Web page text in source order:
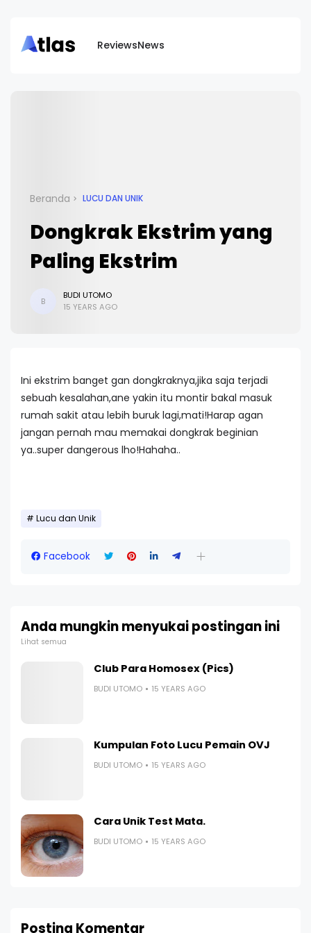
ReviewsNews
Beranda LUCU DAN UNIK
Dongkrak Ekstrim yang
Paling Ekstrim
B
BUDI UTOMO
15 YEARS AGO
Ini ekstrim banget gan dongkraknya,jika saja terjadi
sebuah kesalahan,ane yakin itu montir bakal masuk
rumah sakit atau lebih buruk lagi,mati!Harap agan
jangan pernah mau memakai dongkrak beginian
ya..super dangerous lho!Hahaha..
Lucu dan Unik
Facebook
Anda mungkin menyukai postingan ini
Lihat semua
Club Para Homosex (Pics)
BUDI UTOMO 15 YEARS AGO
Kumpulan Foto Lucu Pemain OVJ
BUDI UTOMO 15 YEARS AGO
Cara Unik Test Mata.
BUDI UTOMO 15 YEARS AGO
Posting Komentar